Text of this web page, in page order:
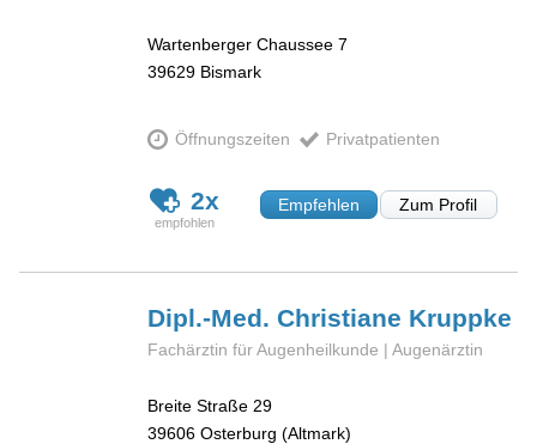
Wartenberger Chaussee 7
39629 Bismark
Öffnungszeiten Privatpatienten
2x Empfehlen Zum Profil
Dipl.-Med. Christiane Kruppke
Fachärztin für Augenheilkunde | Augenärztin
Breite Straße 29
39606 Osterburg (Altmark)